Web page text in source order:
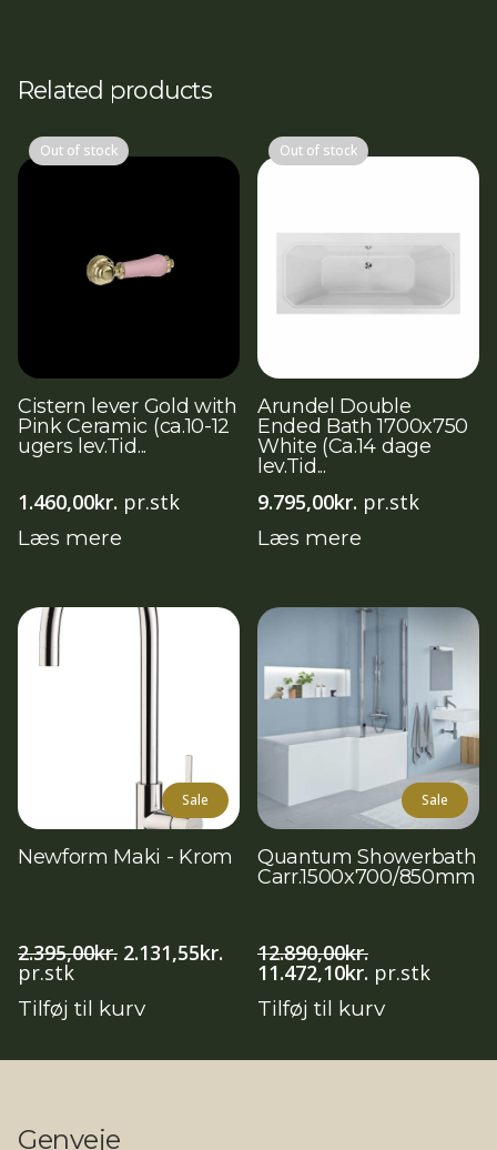
Related products
Out of stock
Cistern lever Gold with
Pink Ceramic (ca.10-12
ugers lev.Tid...
1.460,00kr. pr.stk
Læs mere
Out of stock
Arundel Double
Ended Bath 1700x750
White (Ca.14 dage
lev.Tid...
9.795,00kr. pr.stk
Læs mere
Sale
Newform Maki - Krom
2.395,00kr. Den
oprindelige
var:
2.131,55kr. Den
aktuelle
pr.stk
Tilføj til kurv
Sale
Quantum Showerbath
Carr.1500x700/850mm
12.890,00kr.
Den
oprindelige
pris
11.472,10kr. Den
aktuelle
pris
pr.stk
Tilføj til kurv
Genveje